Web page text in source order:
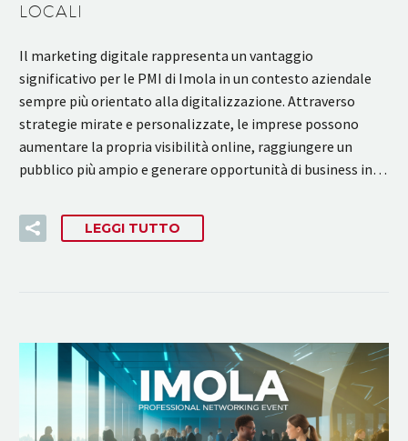
LOCALI
Il marketing digitale rappresenta un vantaggio
significativo per le PMI di Imola in un contesto aziendale
sempre più orientato alla digitalizzazione. Attraverso
strategie mirate e personalizzate, le imprese possono
aumentare la propria visibilità online, raggiungere un
pubblico più ampio e generare opportunità di business in…
LEGGI TUTTO